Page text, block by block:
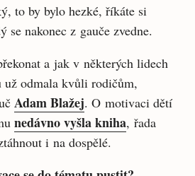
to by bylo hezké, říkáte si
se nakonec z gauče zvedne.
a jak v některých lidech
už odmala kvůli rodičům,
Adam Blažej. O motivaci dětí
nedávno vyšla kniha, řada
i na dospělé.